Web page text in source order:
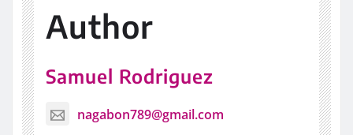
Author
Samuel Rodriguez
nagabon789@gmail.com